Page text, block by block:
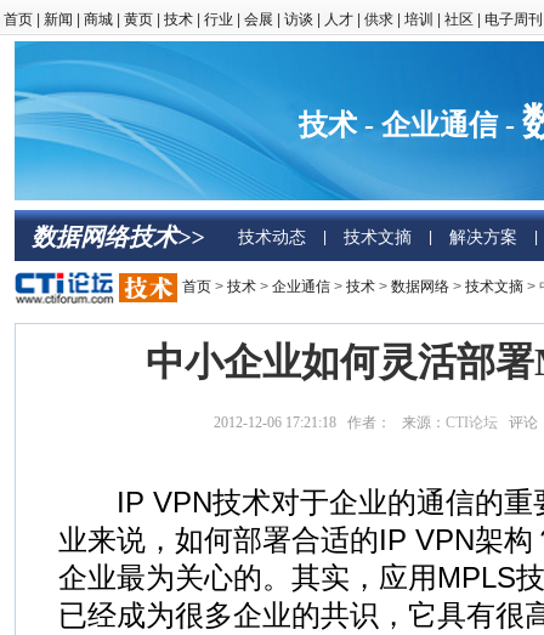
首页 新闻 商城 黄页 技术 行业 会展 访谈 人才 供求 培训 社区 电子周刊
技术 - 企业通信 -
数据网络技术>> 技术动态 技术文摘 解决方案
首页 > 技术 > 企业通信 > 技术 > 数据网络 > 技术文摘 >
中小企业如何灵活部
2012-12-06 17:21:18 作者： 来源： CTI论坛 评论
IP VPN技术对于企业的通信的重
业来说，如何部署合适的IP VPN架
企业最为关心的。其实，应用MPLS
已经成为很多企业的共识，它具有很